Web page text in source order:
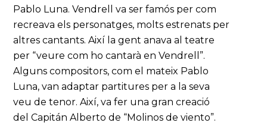
Pablo Luna. Vendrell va ser famós per com
recreava els personatges, molts estrenats per
altres cantants. Així la gent anava al teatre
per “veure com ho cantarà en Vendrell”.
Alguns compositors, com el mateix Pablo
Luna, van adaptar partitures per a la seva
veu de tenor. Així, va fer una gran creació
del Capitán Alberto de “Molinos de viento”.